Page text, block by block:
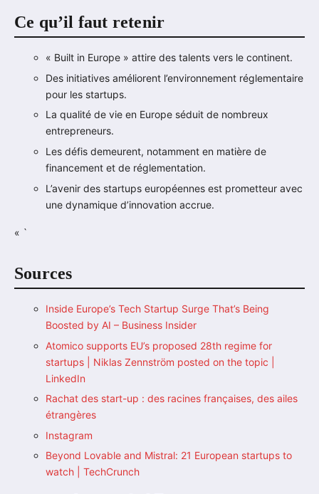
Ce qu’il faut retenir
« Built in Europe » attire des talents vers le continent.
Des initiatives améliorent l’environnement réglementaire
pour les startups.
La qualité de vie en Europe séduit de nombreux
entrepreneurs.
Les défis demeurent, notamment en matière de
financement et de réglementation.
L’avenir des startups européennes est prometteur avec
une dynamique d’innovation accrue.
« `
Sources
Inside Europe’s Tech Startup Surge That’s Being
Boosted by AI – Business Insider
Atomico supports EU’s proposed 28th regime for
startups | Niklas Zennström posted on the topic |
LinkedIn
Rachat des start-up : des racines françaises, des ailes
étrangères
Instagram
Beyond Lovable and Mistral: 21 European startups to
watch | TechCrunch